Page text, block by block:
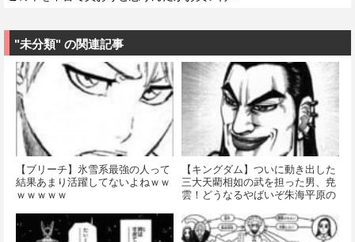
"未分類" の関連記事
【ブリーチ】氷雪系最強の人って
結果あまり活躍してないよねｗｗ
ｗｗｗｗｗ
【キングダム】ついに動き出した
三大天藺相如の武を担った男、尭
雲！どうなるやばいぞ朱海平原の